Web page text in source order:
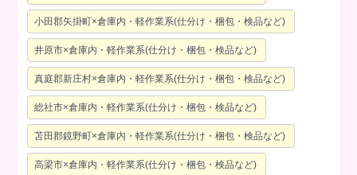
小田郡矢掛町×倉庫内・軽作業系(仕分け・梱包・検品など)
井原市×倉庫内・軽作業系(仕分け・梱包・検品など)
真庭郡新庄村×倉庫内・軽作業系(仕分け・梱包・検品など)
総社市×倉庫内・軽作業系(仕分け・梱包・検品など)
苫田郡鏡野町×倉庫内・軽作業系(仕分け・梱包・検品など)
高梁市×倉庫内・軽作業系(仕分け・梱包・検品など)